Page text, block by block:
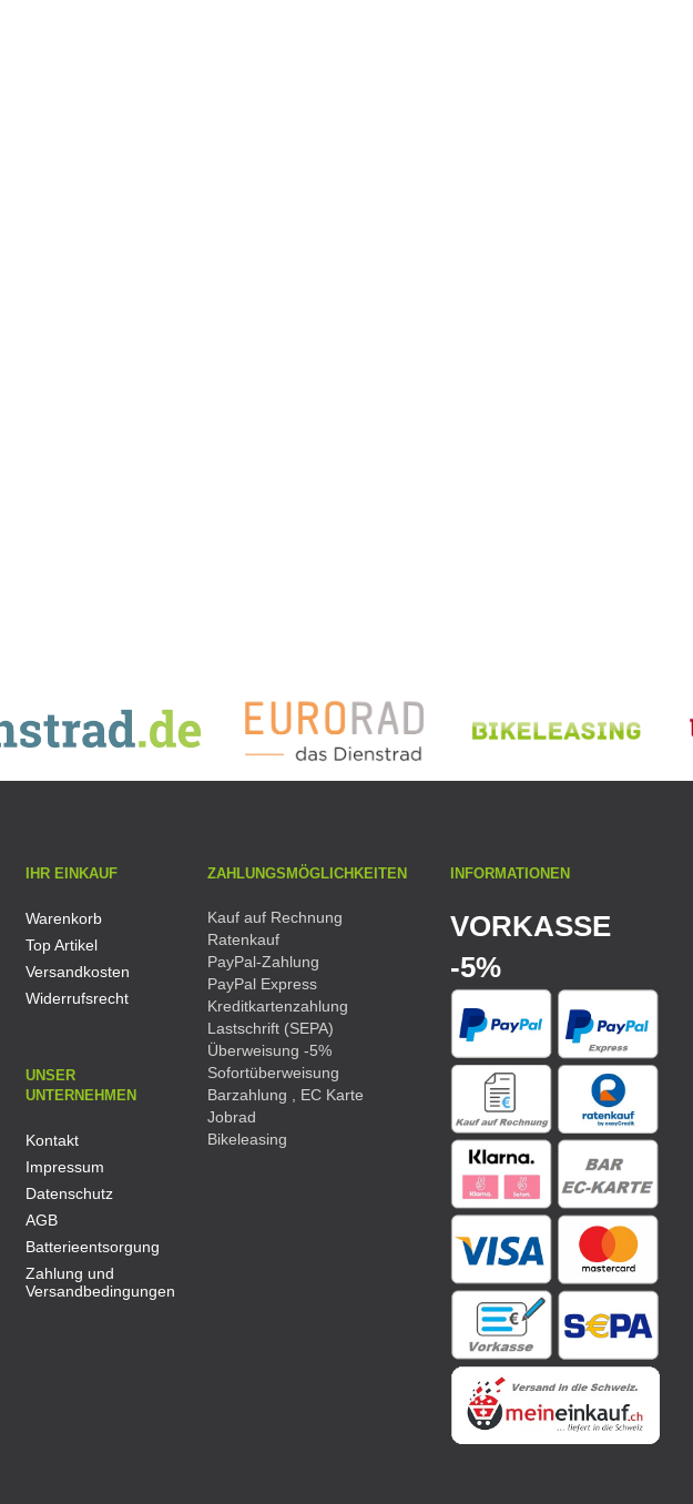
IHR EINKAUF
Warenkorb
Top Artikel
Versandkosten
Widerrufsrecht
UNSER
UNTERNEHMEN
Kontakt
Impressum
Datenschutz
AGB
Batterieentsorgung
Zahlung und
Versandbedingungen
ZAHLUNGSMÖGLICHKEITEN
Kauf auf Rechnung
Ratenkauf
PayPal-Zahlung
PayPal Express
Kreditkartenzahlung
Lastschrift (SEPA)
Überweisung -5%
Sofortüberweisung
Barzahlung , EC Karte
Jobrad
Bikeleasing
INFORMATIONEN
VORKASSE
-5%